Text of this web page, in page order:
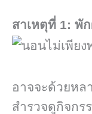
สาเหตุที่ 1: พั
อาจจะด้วยหล
สำรวจดูกิจกร